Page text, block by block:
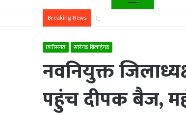
Breaking News प्रसव के दौरान 1 भी मातृ और शिशु की
छत्तीसगढ़ सारंगढ़ बिलाईगढ़
नवनियुक्त
पहुंच दीपक बैज,